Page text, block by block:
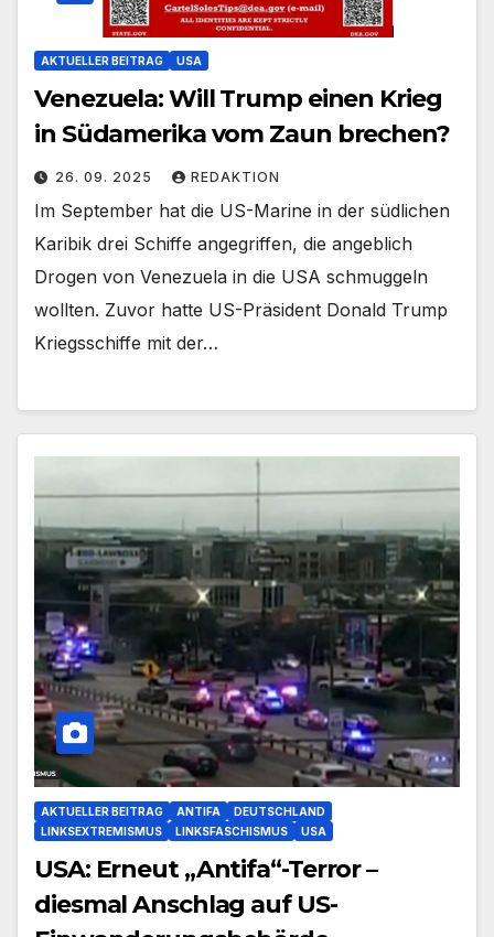
AKTUELLER BEITRAG USA
Venezuela: Will Trump einen Krieg
in Südamerika vom Zaun brechen?
26. 09. 2025 REDAKTION
Im September hat die US-Marine in der südlichen
Karibik drei Schiffe angegriffen, die angeblich
Drogen von Venezuela in die USA schmuggeln
wollten. Zuvor hatte US-Präsident Donald Trump
Kriegsschiffe mit der…
AKTUELLER BEITRAG ANTIFA
DEUTSCHLAND
LINKSEXTREMISMUS
LINKSFASCHISMUS USA
USA: Erneut „Antifa“-Terror –
diesmal Anschlag auf US-